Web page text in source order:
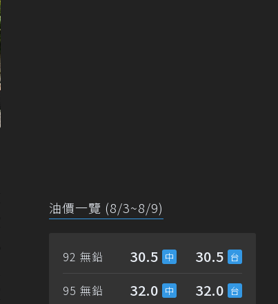
油價一覽 (8/3~8/9)
92 無鉛 30.5 30.5
95 無鉛 32.0 32.0